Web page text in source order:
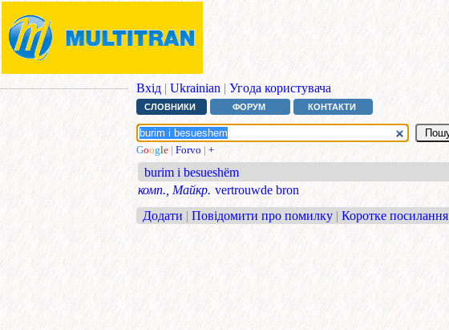
Вхід | Ukrainian | Угода користувача
СЛОВНИКИ ФОРУМ КОНТАКТИ
Google | Forvo | +
burim i besueshëm
комп., Майкр. vertrouwde bron
Додати | Повідомити про помилку | Коротке посилання